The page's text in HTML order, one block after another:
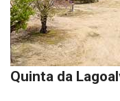
Quinta da